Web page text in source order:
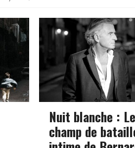
Nuit blanche : Le
champ de